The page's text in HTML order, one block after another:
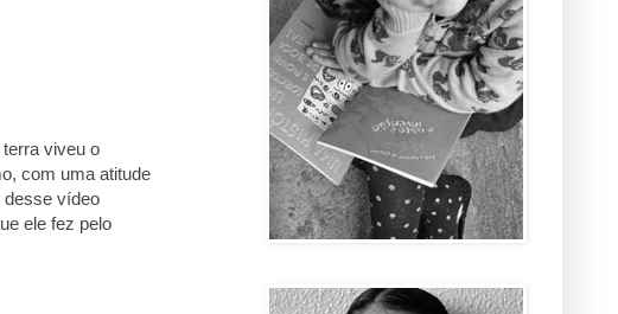
viveu o
com uma atitude
desse vídeo
ele fez pelo